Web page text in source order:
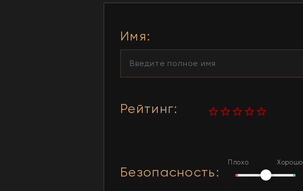
Имя:
Рейтинг:
Безопасность:
Плохо Хорошо